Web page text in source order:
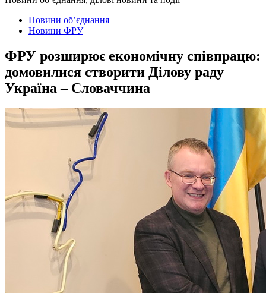
Новини об’єднання
Новини ФРУ
ФРУ розширює економічну співпрацю:
домовилися створити Ділову раду
Україна – Словаччина